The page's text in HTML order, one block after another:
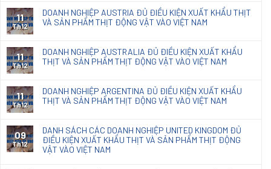
sx
đồ
code
giấy
quả
phân
Kraft
nhập
báo
131/TB-
về
kết
loại
chế
nấm
mốc
11
Th12
DOANH NGHIỆP AUSTRIA ĐỦ ĐIỀU KIỆN XUẤT KHẨU THỊT
VÀ SẢN PHẨM THỊT ĐỘNG VẬT VÀO VIỆT NAM
11
Th12
DOANH NGHIỆP AUSTRALIA ĐỦ ĐIỀU KIỆN XUẤT KHẨU
THỊT VÀ SẢN PHẨM THỊT ĐỘNG VẬT VÀO VIỆT NAM
11
Th12
DOANH NGHIỆP ARGENTINA ĐỦ ĐIỀU KIỆN XUẤT KHẨU
THỊT VÀ SẢN PHẨM THỊT ĐỘNG VẬT VÀO VIỆT NAM
09
Th12
DANH SÁCH CÁC DOANH NGHIỆP UNITED KINGDOM ĐỦ
ĐIỀU KIỆN XUẤT KHẨU THỊT VÀ SẢN PHẨM THỊT ĐỘNG
VẬT VÀO VIỆT NAM